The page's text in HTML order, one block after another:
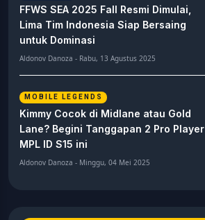
FFWS SEA 2025 Fall Resmi Dimulai,
Lima Tim Indonesia Siap Bersaing
untuk Dominasi
Aldonov Danoza - Rabu, 13 Agustus 2025
MOBILE LEGENDS
Kimmy Cocok di Midlane atau Gold
Lane? Begini Tanggapan 2 Pro Player
MPL ID S15 ini
Aldonov Danoza - Minggu, 04 Mei 2025